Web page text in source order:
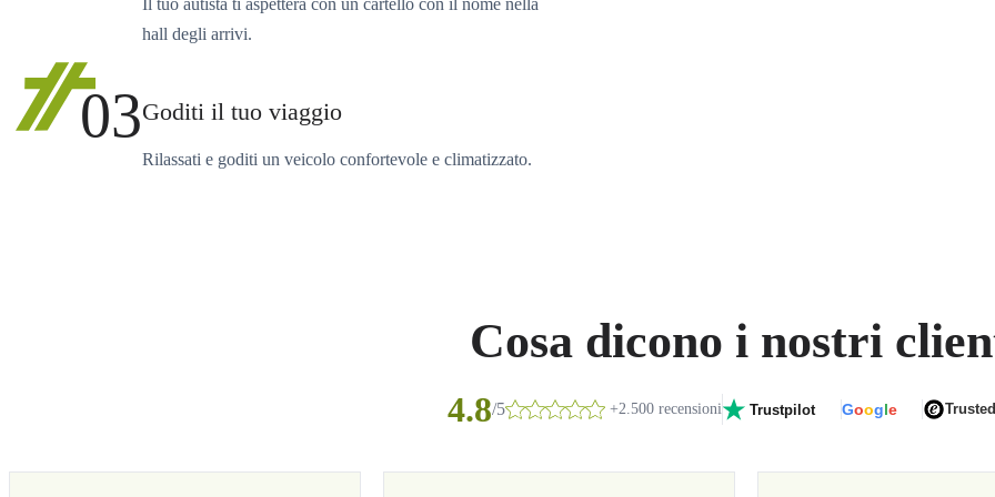
hall degli arrivi.
03Goditi il tuo viaggio
Rilassati e goditi un veicolo confortevole e climatizzato.
Cosa dicono i nostri
4.8/5 +2.500 recensioni Trustpilot Google